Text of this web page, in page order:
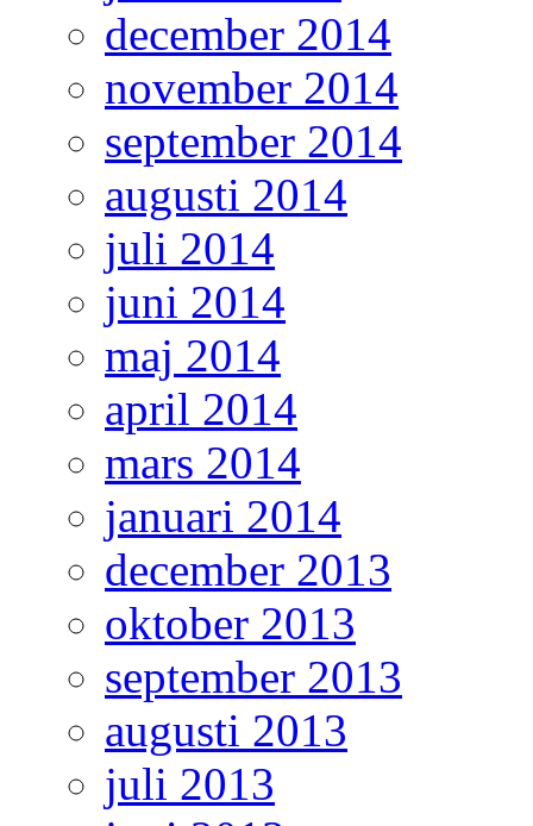
december 2014
november 2014
september 2014
augusti 2014
juli 2014
juni 2014
maj 2014
april 2014
mars 2014
januari 2014
december 2013
oktober 2013
september 2013
augusti 2013
juli 2013